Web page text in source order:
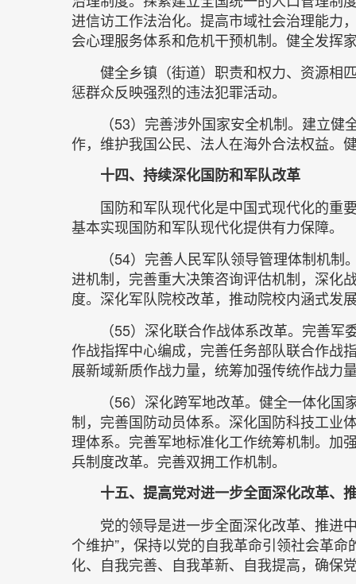
进信访工作法治化。提高市域社会治理能力
会心理服务体系和危机干预机制。健全发挥
健全乡镇（街道）职责和权力、资源相
惩群众反映强烈的违法犯罪活动。
（53）完善涉外国家安全机制。建立
作，维护我国公民、法人在海外合法权益。
十四、持续深化国防和军队改革
国防和军队现代化是中国式现代化的重
基本实现国防和军队现代化提供有力保障。
（54）完善人民军队领导管理体制机
进机制，完善重大决策咨询评估机制，深化
度。深化军队院校改革，推动院校内涵式发
（55）深化联合作战体系改革。完善
作战指挥中心编成，完善任务部队联合作战
展新域新质作战力量，统筹加强传统作战力
（56）深化跨军地改革。健全一体化
制，完善国防动员体系。深化国防科技工业
理体系。完善军地标准化工作统筹机制。加
兵制度改革。完善双拥工作机制。
十五、提高党对进一步全面深化改革、
党的领导是进一步全面深化改革、推进
个维护”，保持以党的自我革命引领社会革
化、自我完善、自我革新、自我提高，确保